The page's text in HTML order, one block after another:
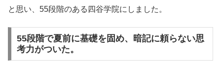
と思い、55段階のある四谷学院にしました。
55段階で夏前に基礎を固め、暗記に頼らない思
考力がついた。